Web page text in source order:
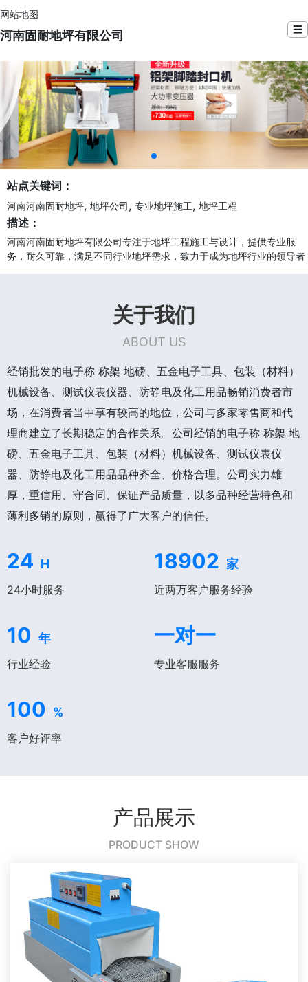
网站地图
河南固耐地坪有限公司 ☰
站点关键词：
河南河南固耐地坪, 地坪公司, 专业地坪施工, 地坪工程
描述：
河南河南固耐地坪有限公司专注于地坪工程施工与设计，提供专业服
务，耐久可靠，满足不同行业地坪需求，致力于成为地坪行业的领导者
关于我们
ABOUT US
经销批发的电子称 称架 地磅、五金电子工具、包装（材料）
机械设备、测试仪表仪器、防静电及化工用品畅销消费者市
场，在消费者当中享有较高的地位，公司与多家零售商和代
理商建立了长期稳定的合作关系。公司经销的电子称 称架 地
磅、五金电子工具、包装（材料）机械设备、测试仪表仪
器、防静电及化工用品品种齐全、价格合理。公司实力雄
厚，重信用、守合同、保证产品质量，以多品种经营特色和
薄利多销的原则，赢得了广大客户的信任。
24 H
24小时服务
18902 家
近两万客户服务经验
10 年
行业经验
一对一
专业客服服务
100 %
客户好评率
产品展示
PRODUCT SHOW